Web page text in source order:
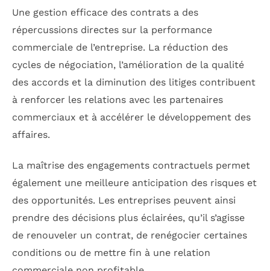
Une gestion efficace des contrats a des
répercussions directes sur la performance
commerciale de l’entreprise. La réduction des
cycles de négociation, l’amélioration de la qualité
des accords et la diminution des litiges contribuent
à renforcer les relations avec les partenaires
commerciaux et à accélérer le développement des
affaires.
La maîtrise des engagements contractuels permet
également une meilleure anticipation des risques et
des opportunités. Les entreprises peuvent ainsi
prendre des décisions plus éclairées, qu’il s’agisse
de renouveler un contrat, de renégocier certaines
conditions ou de mettre fin à une relation